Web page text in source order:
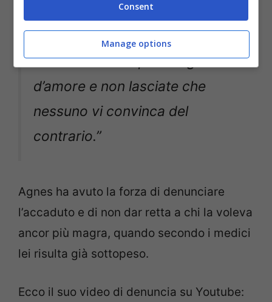
aver successo. Tutto questo è
assurdo, lo odio. Ma sappiate
che il vostro corpo è degno
d’amore e non lasciate che
nessuno vi convinca del
contrario.”
Agnes ha avuto la forza di denunciare
l’accaduto e di non dar retta a chi la voleva
ancor più magra, quando secondo i medici
lei risulta già sottopeso.
Ecco il suo video di denuncia su Youtube:
Consent
Manage options